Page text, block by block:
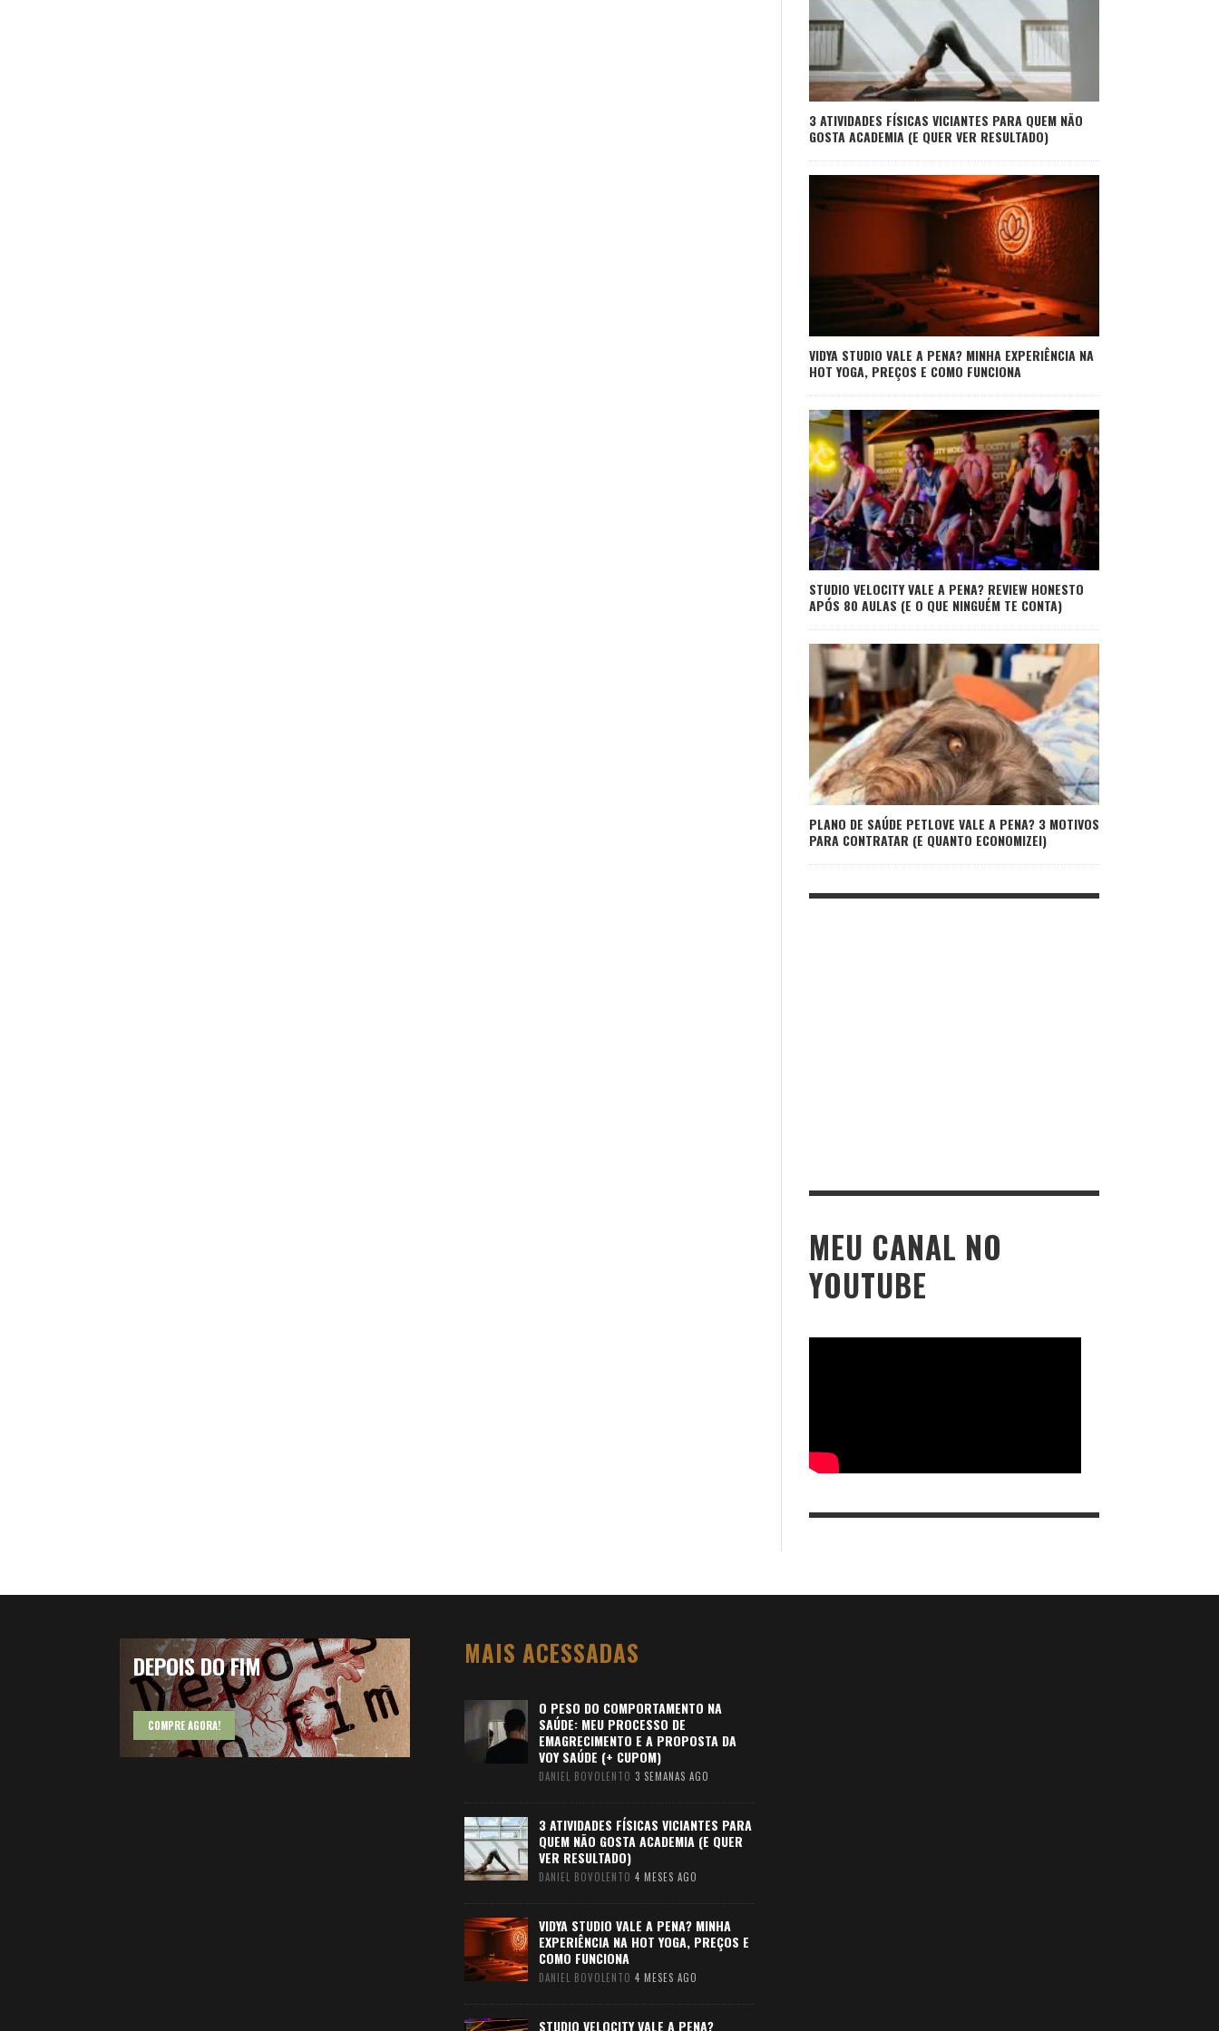
3 ATIVIDADES FÍSICAS VICIANTES PARA QUEM NÃO
GOSTA ACADEMIA (E QUER VER RESULTADO)
VIDYA STUDIO VALE A PENA? MINHA EXPERIÊNCIA NA
HOT YOGA, PREÇOS E COMO FUNCIONA
STUDIO VELOCITY VALE A PENA? REVIEW HONESTO
APÓS 80 AULAS (E O QUE NINGUÉM TE CONTA)
PLANO DE SAÚDE PETLOVE VALE A PENA? 3 MOTIVOS
PARA CONTRATAR (E QUANTO ECONOMIZEI)
MEU CANAL NO
YOUTUBE
DEPOIS DO FIM
COMPRE AGORA!
MAIS ACESSADAS
O PESO DO COMPORTAMENTO NA
SAÚDE: MEU PROCESSO DE
EMAGRECIMENTO E A PROPOSTA DA
VOY SAÚDE (+ CUPOM)
DANIEL BOVOLENTO 3 SEMANAS AGO
3 ATIVIDADES FÍSICAS VICIANTES PARA
QUEM NÃO GOSTA ACADEMIA (E QUER
VER RESULTADO)
DANIEL BOVOLENTO 4 MESES AGO
VIDYA STUDIO VALE A PENA? MINHA
EXPERIÊNCIA NA HOT YOGA, PREÇOS E
COMO FUNCIONA
DANIEL BOVOLENTO 4 MESES AGO
STUDIO VELOCITY VALE A PENA?